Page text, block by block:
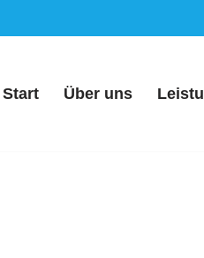
Start Über uns